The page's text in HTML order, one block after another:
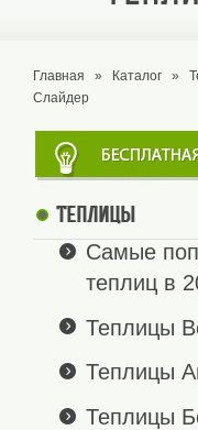
Главная » Каталог »
Слайдер
Теплицы
Самые
теплиц в
Теплицы
Теплицы
Теплицы